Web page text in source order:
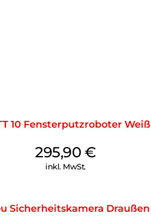
10 Fensterputzroboter Weiß
295,90€
inkl. MwSt.
Sicherheitskamera Draußen